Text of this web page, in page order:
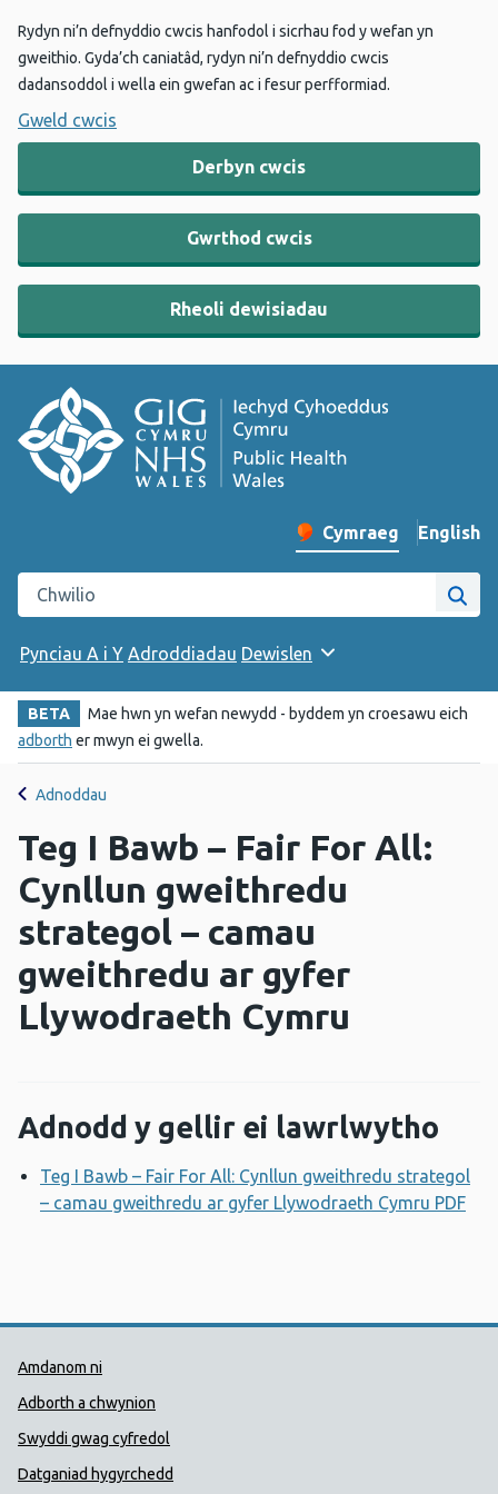
Rydyn ni’n defnyddio cwcis hanfodol i sicrhau fod y wefan yn
gweithio. Gyda’ch caniatâd, rydyn ni’n defnyddio cwcis
dadansoddol i wella ein gwefan ac i fesur perfformiad.
Gweld cwcis
Derbyn cwcis
Gwrthod cwcis
Rheoli dewisiadau
Newid iaith y wefan
Cymraeg English
–
Chwilio gwefan Iechyd Cyhoeddus Cymru
Pynciau A i Y Adroddiadau Dewislen
BETA
Mae hwn yn wefan newydd - byddem yn croesawu eich
adborth er mwyn ei gwella.
Adnoddau
Teg I Bawb – Fair For All:
Cynllun gweithredu
strategol – camau
gweithredu ar gyfer
Llywodraeth Cymru
Adnodd y gellir ei lawrlwytho
Teg I Bawb – Fair For All: Cynllun gweithredu strategol
– camau gweithredu ar gyfer Llywodraeth Cymru PDF
Dolenni Cymorth Iechyd
Amdanom ni
Adborth a chwynion
Swyddi gwag cyfredol
Datganiad hygyrchedd